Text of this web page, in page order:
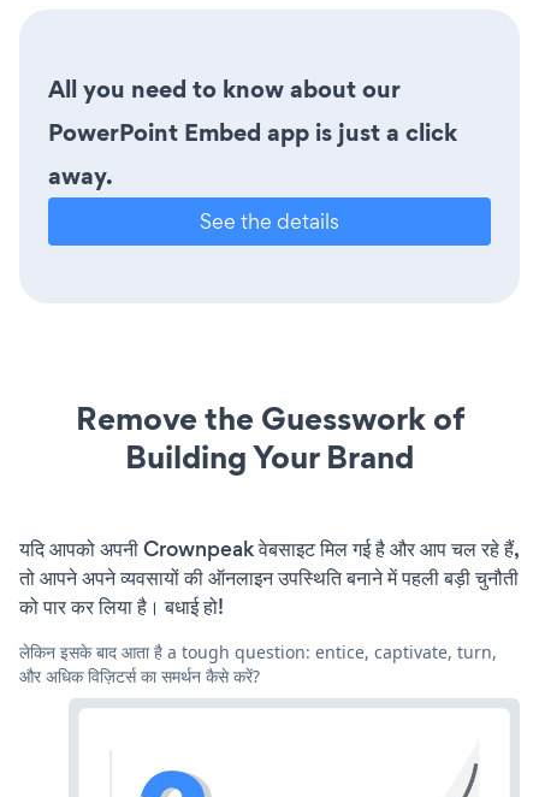
All you need to know about our
PowerPoint Embed app is just a click
away.
See the details
Remove the Guesswork of
Building Your Brand
यदि आपको अपनी Crownpeak वेबसाइट मिल गई है और आप चल रहे हैं,
तो आपने अपने व्यवसायों की ऑनलाइन उपस्थिति बनाने में पहली बड़ी चुनौती
को पार कर लिया है। बधाई हो!
लेकिन इसके बाद आता है a tough question: entice, captivate, turn,
और अधिक विज़िटर्स का समर्थन कैसे करें?